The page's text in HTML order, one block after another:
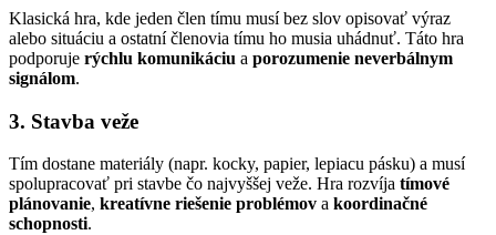
Klasická hra, kde jeden člen tímu musí bez slov opisovať výraz
alebo situáciu a ostatní členovia tímu ho musia uhádnuť. Táto hra
podporuje rýchlu komunikáciu a porozumenie neverbálnym
signálom.
3. Stavba veže
Tím dostane materiály (napr. kocky, papier, lepiacu pásku) a musí
spolupracovať pri stavbe čo najvyššej veže. Hra rozvíja tímové
plánovanie, kreatívne riešenie problémov a koordinačné
schopnosti.